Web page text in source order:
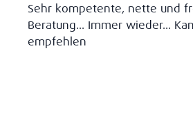
Sehr kompetente, nette und
Beratung... Immer wieder...
empfehlen